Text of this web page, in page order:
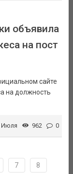
объявила
на пост
сайте
на должность
Июля 962 0
7 8